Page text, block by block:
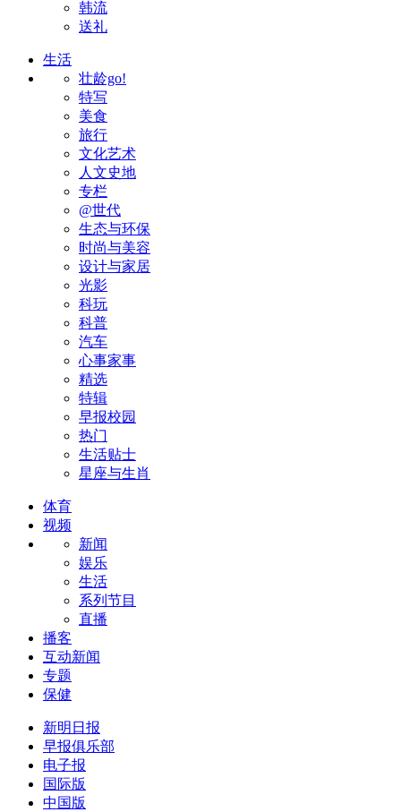
韩流
送礼
生活
壮龄go!
特写
美食
旅行
文化艺术
人文史地
专栏
@世代
生态与环保
时尚与美容
设计与家居
光影
科玩
科普
汽车
心事家事
精选
特辑
早报校园
热门
生活贴士
星座与生肖
体育
视频
新闻
娱乐
生活
系列节目
直播
播客
互动新闻
专题
保健
新明日报
早报俱乐部
电子报
国际版
中国版